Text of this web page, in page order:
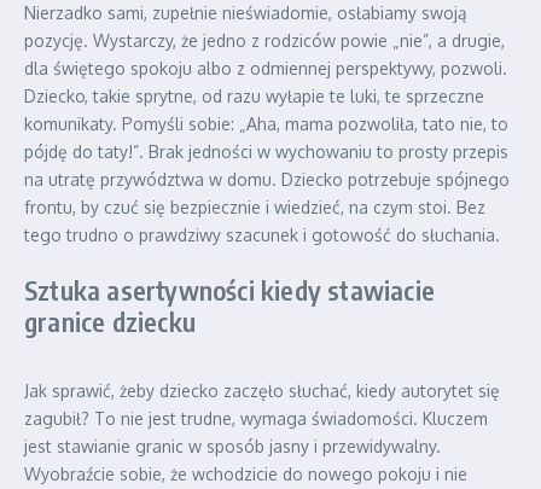
Nierzadko sami, zupełnie nieświadomie, osłabiamy swoją
pozycję. Wystarczy, że jedno z rodziców powie „nie”, a drugie,
dla świętego spokoju albo z odmiennej perspektywy, pozwoli.
Dziecko, takie sprytne, od razu wyłapie te luki, te sprzeczne
komunikaty. Pomyśli sobie: „Aha, mama pozwoliła, tato nie, to
pójdę do taty!”. Brak jedności w wychowaniu to prosty przepis
na utratę przywództwa w domu. Dziecko potrzebuje spójnego
frontu, by czuć się bezpiecznie i wiedzieć, na czym stoi. Bez
tego trudno o prawdziwy szacunek i gotowość do słuchania.
Sztuka asertywności kiedy stawiacie
granice dziecku
Jak sprawić, żeby dziecko zaczęło słuchać, kiedy autorytet się
zagubił? To nie jest trudne, wymaga świadomości. Kluczem
jest stawianie granic w sposób jasny i przewidywalny.
Wyobraźcie sobie, że wchodzicie do nowego pokoju i nie